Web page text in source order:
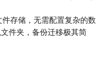
件存储，无需配置复杂的数
件夹，备份迁移极其简